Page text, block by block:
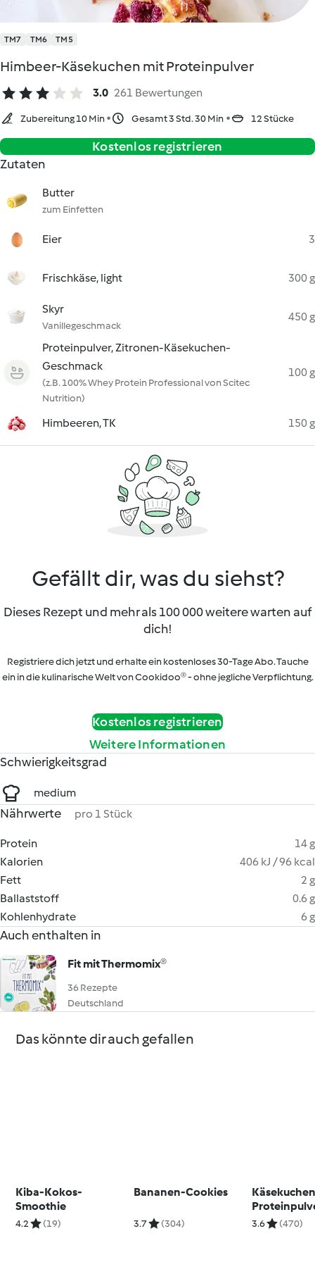
TM7 TM6 TM5
Himbeer-Käsekuchen mit Proteinpulver
3.0 261 Bewertungen
Zubereitung 10 Min Gesamt 3 Std. 30 Min 12 Stücke
Kostenlos registrieren
Zutaten
Butter
zum Einfetten
Eier 3
Frischkäse, light 300 g
Skyr
Vanillegeschmack
450 g
Proteinpulver, Zitronen-Käsekuchen-
Geschmack
(z.B. 100% Whey Protein Professional von Scitec
Nutrition)
100 g
Himbeeren, TK 150 g
Gefällt dir, was du siehst?
Dieses Rezept und mehr als 100 000 weitere warten auf
dich!
Registriere dich jetzt und erhalte ein kostenloses 30-Tage Abo. Tauche
ein in die kulinarische Welt von Cookidoo® - ohne jegliche Verpflichtung.
Kostenlos registrieren
Weitere Informationen
Schwierigkeitsgrad
medium
Nährwerte pro 1 Stück
Protein
14 g
Kalorien
406 kJ / 96 kcal
Fett
2 g
Ballaststoff
0.6 g
Kohlenhydrate
6 g
Auch enthalten in
Fit mit Thermomix®
36 Rezepte
Deutschland
Das könnte dir auch gefallen
Kiba-Kokos-
Smoothie
4.2 (19)
Bananen-Cookies
3.7 (304) 3.6 (470)